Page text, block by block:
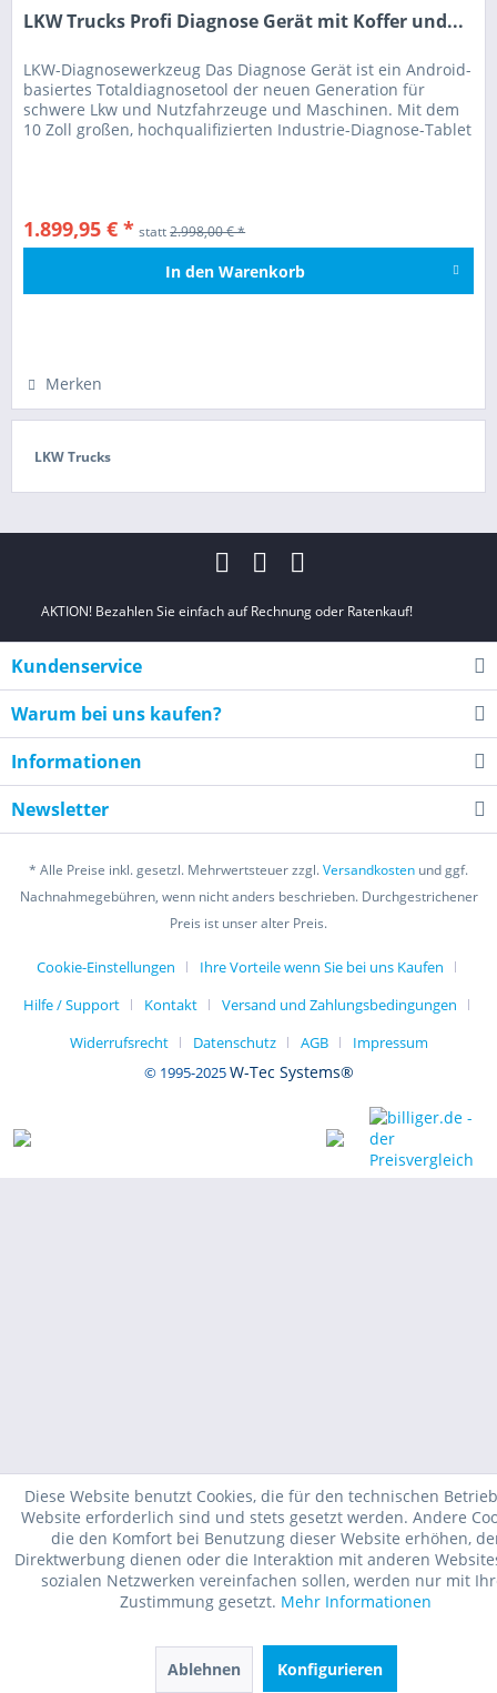
LKW Trucks Profi Diagnose Gerät mit Koffer und...
LKW-Diagnosewerkzeug Das Diagnose Gerät ist ein Android-
basiertes Totaldiagnosetool der neuen Generation für
schwere Lkw und Nutzfahrzeuge und Maschinen. Mit dem
10 Zoll großen, hochqualifizierten Industrie-Diagnose-Tablet
1.899,95 € * statt2.998,00 € *
In den Warenkorb
Merken
LKW Trucks
AKTION! Bezahlen Sie einfach auf Rechnung oder Ratenkauf!
Kundenservice
Warum bei uns kaufen?
Informationen
Newsletter
* Alle Preise inkl. gesetzl. Mehrwertsteuer zzgl.Versandkosten und ggf.
Nachnahmegebühren, wenn nicht anders beschrieben. Durchgestrichener
Preis ist unser alter Preis.
Cookie-Einstellungen
Ihre Vorteile wenn Sie bei uns Kaufen
Hilfe / Support
Kontakt
Versand und Zahlungsbedingungen
Widerrufsrecht
Datenschutz AGB
Impressum
© 1995-2025W-Tec Systems®
Diese Website benutzt Cookies, die für den technischen
Website erforderlich sind und stets gesetzt werden. Andere
die den Komfort bei Benutzung dieser Website erhöhen,
Direktwerbung dienen oder die Interaktion mit anderen
sozialen Netzwerken vereinfachen sollen, werden nur mit
Zustimmung gesetzt. Mehr Informationen
Ablehnen Konfigurieren